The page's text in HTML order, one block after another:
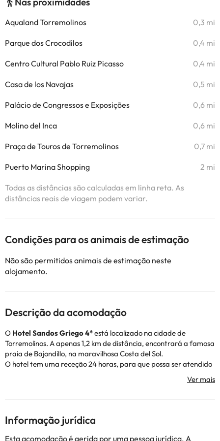
Aqualand Torremolinos 0,3 mi
Parque dos Crocodilos 0,4 mi
Centro Cultural Pablo Ruiz Picasso 0,4 mi
Casa de los Navajas 0,5 mi
Palácio de Congressos e Exposições 0,6 mi
Molino del Inca 0,6 mi
Praça de Touros de Torremolinos 0,7 mi
Puerto Marina Shopping 2 mi
Todas as distâncias são calculadas em linha reta. As
distâncias reais de viagem podem variar.
Condições para os animais de estimação
Não são permitidos animais de estimação neste
alojamento.
Descrição da acomodação
O Hotel Sandos Griego 4*está localizado na cidade de
Torremolinos. A apenas 1,2 km de distância, encontrará a famosa
praia de Bajondillo, na maravilhosa Costa del Sol.
O hotel tem uma receção 24 horas, para que possa ser atendido
sempre que precisar, ar condicionado e aquecimento, bem como
ligação Wi-Fi gratuita e estacionamento exterior (mediante
exterior, o que é ótimo!
Os quartos são confortáveis e estão decorados com cores
quentes e dispõem de ar condicionado e aquecimento, ligação
Informação jurídica
Esta acomodação é gerida por uma pessoa jurídica. A